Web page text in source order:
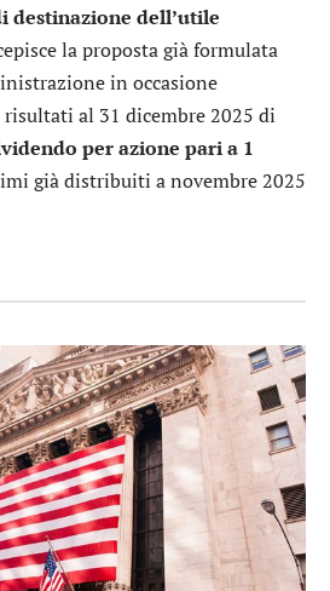
destinazione dell’utile
la proposta già formulata
in occasione
al 31 dicembre 2025 di
per azione pari a 1
già distribuiti a novembre 2025